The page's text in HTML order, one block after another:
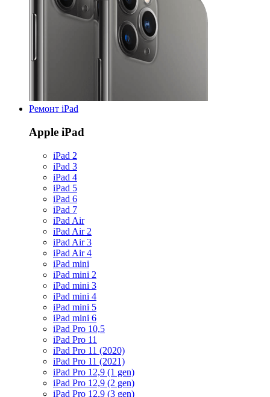
Ремонт iPad
Apple iPad
iPad 2
iPad 3
iPad 4
iPad 5
iPad 6
iPad 7
iPad Air
iPad Air 2
iPad Air 3
iPad Air 4
iPad mini
iPad mini 2
iPad mini 3
iPad mini 4
iPad mini 5
iPad mini 6
iPad Pro 10,5
iPad Pro 11
iPad Pro 11 (2020)
iPad Pro 11 (2021)
iPad Pro 12,9 (1 gen)
iPad Pro 12,9 (2 gen)
iPad Pro 12,9 (3 gen)